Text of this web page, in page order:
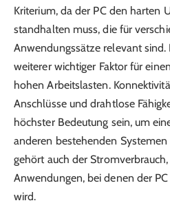
Kriterium, da der PC den harten
standhalten muss, die für
Anwendungssätze relevant sind.
weiterer wichtiger Faktor für
hohen Arbeitslasten.
Anschlüsse und drahtlose
höchster Bedeutung sein, um
anderen bestehenden
gehört auch der
Anwendungen, bei denen der
wird.